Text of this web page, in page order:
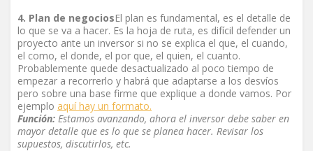
4. Plan de negociosEl plan es fundamental, es el detalle de
lo que se va a hacer. Es la hoja de ruta, es difícil defender un
proyecto ante un inversor si no se explica el que, el cuando,
el como, el donde, el por que, el quien, el cuanto.
Probablemente quede desactualizado al poco tiempo de
empezar a recorrerlo y habrá que adaptarse a los desvíos
pero sobre una base firme que explique a donde vamos. Por
ejemplo aquí hay un formato.
Función: Estamos avanzando, ahora el inversor debe saber en
mayor detalle que es lo que se planea hacer. Revisar los
supuestos, discutirlos, etc.